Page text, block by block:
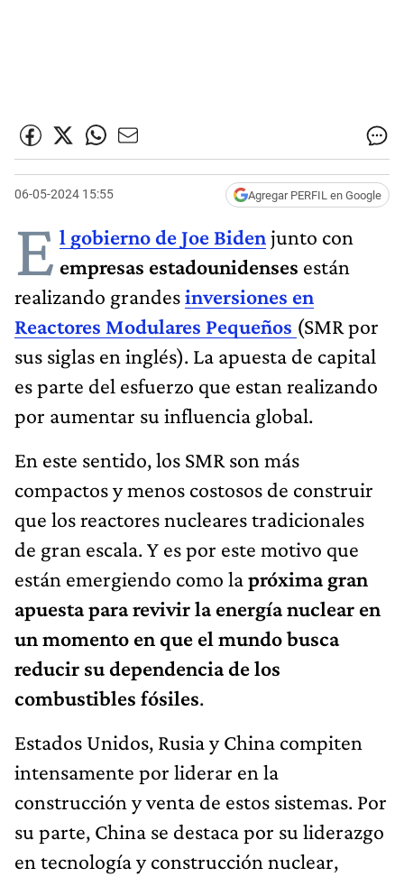
06-05-2024 15:55 Agregar PERFIL en Google
E l gobierno de Joe Bidenjunto con
empresas estadounidenses están
realizando grandesinversiones en
Reactores Modulares Pequeños (SMR por
sus siglas en inglés). La apuesta de capital
es parte del esfuerzo que estan realizando
por aumentar su influencia global.
En este sentido, los SMR son más
compactos y menos costosos de construir
que los reactores nucleares tradicionales
de gran escala. Y es por este motivo que
están emergiendo como lapróxima gran
apuesta para revivir la energía nuclear en
un momento en que el mundo busca
reducir su dependencia de los
combustibles fósiles.
Estados Unidos, Rusia y China compiten
intensamente por liderar en la
construcción y venta de estos sistemas. Por
su parte, China se destaca por su liderazgo
en tecnología y construcción nuclear,